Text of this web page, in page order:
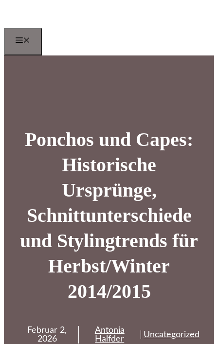
springen
Ponchos und Capes:
Historische
Ursprünge,
Schnittunterschiede
und Stylingtrends für
Herbst/Winter
2014/2015
Februar 2,
2026
Antonia
Halfder
Uncategorized